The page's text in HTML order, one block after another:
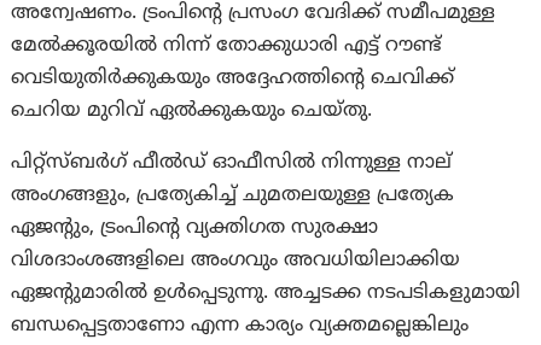
അന്വേഷണം. ട്രംപിന്റെ പ്രസംഗ വേദിക്ക് സമീപമുള്ള
മേൽക്കൂരയിൽ നിന്ന് തോക്കുധാരി എട്ട് റൗണ്ട്
വെടിയുതിർക്കുകയും അദ്ദേഹത്തിന്റെ ചെവിക്ക്
ചെറിയ മുറിവ് ഏൽക്കുകയും ചെയ്തു.
പിറ്റ്‌സ്‌ബർഗ് ഫീൽഡ് ഓഫീസിൽ നിന്നുള്ള നാല്
അംഗങ്ങളും, പ്രത്യേകിച്ച് ചുമതലയുള്ള പ്രത്യേക
ഏജൻ്റും, ട്രംപിൻ്റെ വ്യക്തിഗത സുരക്ഷാ
വിശദാംശങ്ങളിലെ അംഗവും അവധിയിലാക്കിയ
ഏജൻ്റുമാരിൽ ഉൾപ്പെടുന്നു. അച്ചടക്ക നടപടികളുമായി
ബന്ധപ്പെട്ടതാണോ എന്ന കാര്യം വ്യക്തമല്ലെങ്കിലും